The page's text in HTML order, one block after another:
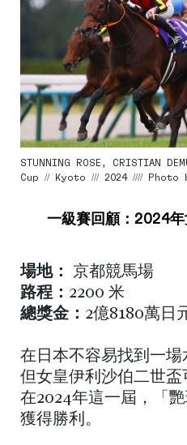
STUNNING ROSE, CRISTIAN
Cup // Kyoto /// 2024 //// Photo
一級賽回顧：2024
場地：
京都競馬場
路程： 2200 米
總獎金： 2億8180萬日
在日本不容易找到一場
但女皇伊利沙伯二世
在2024年這一屆，「
獲得勝利。